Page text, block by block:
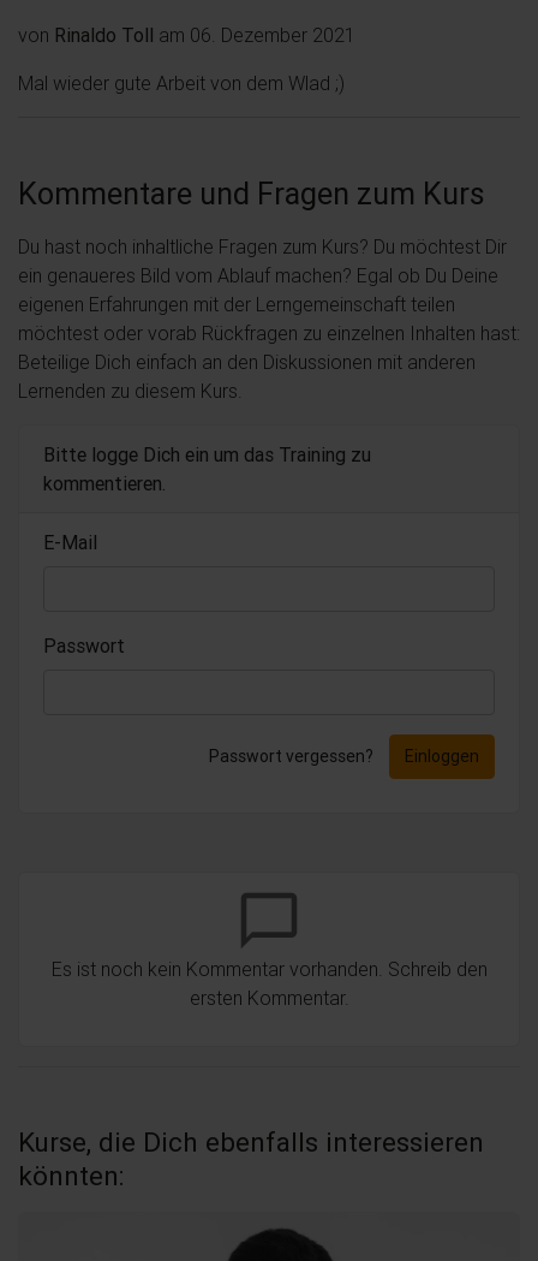
von Rinaldo Toll am 06. Dezember 2021
Mal wieder gute Arbeit von dem Wlad ;)
Kommentare und Fragen zum Kurs
Du hast noch inhaltliche Fragen zum Kurs? Du möchtest Dir
ein genaueres Bild vom Ablauf machen? Egal ob Du Deine
eigenen Erfahrungen mit der Lerngemeinschaft teilen
möchtest oder vorab Rückfragen zu einzelnen Inhalten hast:
Beteilige Dich einfach an den Diskussionen mit anderen
Lernenden zu diesem Kurs.
Bitte logge Dich ein um das Training zu
kommentieren.
E-Mail
Passwort
Passwort vergessen? Einloggen
chat_bubble_outline
Es ist noch kein Kommentar vorhanden. Schreib den
ersten Kommentar.
Kurse, die Dich ebenfalls interessieren
könnten: